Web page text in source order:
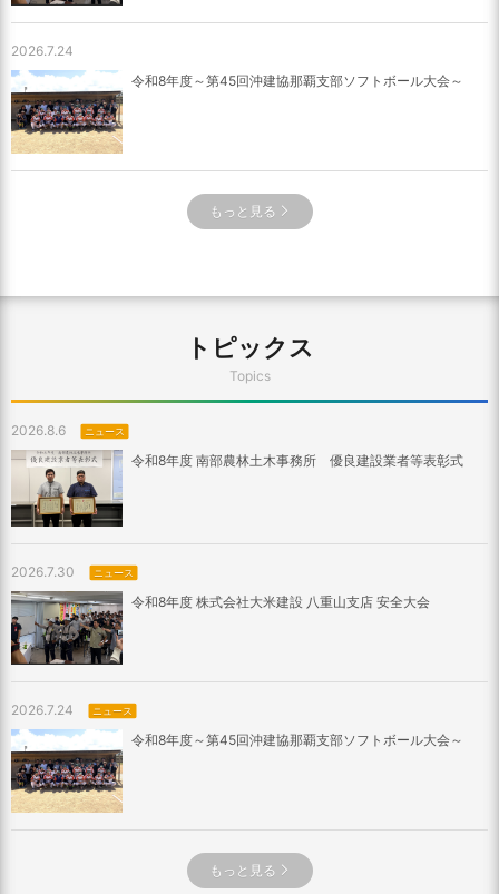
2026.7.24
令和8年度～第45回沖建協那覇支部ソフトボール大会～
もっと見る
トピックス
Topics
2026.8.6 ニュース
令和8年度 南部農林土木事務所 優良建設業者等表彰式
2026.7.30 ニュース
令和8年度 株式会社大米建設 八重山支店 安全大会
2026.7.24 ニュース
令和8年度～第45回沖建協那覇支部ソフトボール大会～
もっと見る